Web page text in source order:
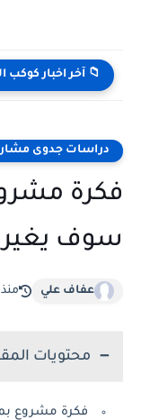
📁 آخر اخبار كوكب
دراسات جدوى
فكرة
سوف يغير
عفاف علي منذ 4 سنة
محتويات
فكرة مشروع